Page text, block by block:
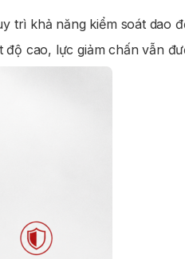
trì khả năng kiểm soát dao
cao, lực giảm chấn vẫn